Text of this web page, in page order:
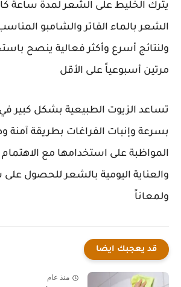
يترك الخليط على الشعر لمدة ساعة
الشعر بالماء الفاتر والشامبو
ولنتائج أسرع وأكثر فعالية ينصح
مرتين أسبوعياً على الأقل
تساعد الزيوت الطبيعية بشكل كبير
بسرعة وإنبات الفراغات بطريقة آمنة
المواظبة على استخدامها مع الاهتمام
والعناية اليومية بالشعر للحصول
ولمعاناً
قد يعجبك ايضا
منذ عام